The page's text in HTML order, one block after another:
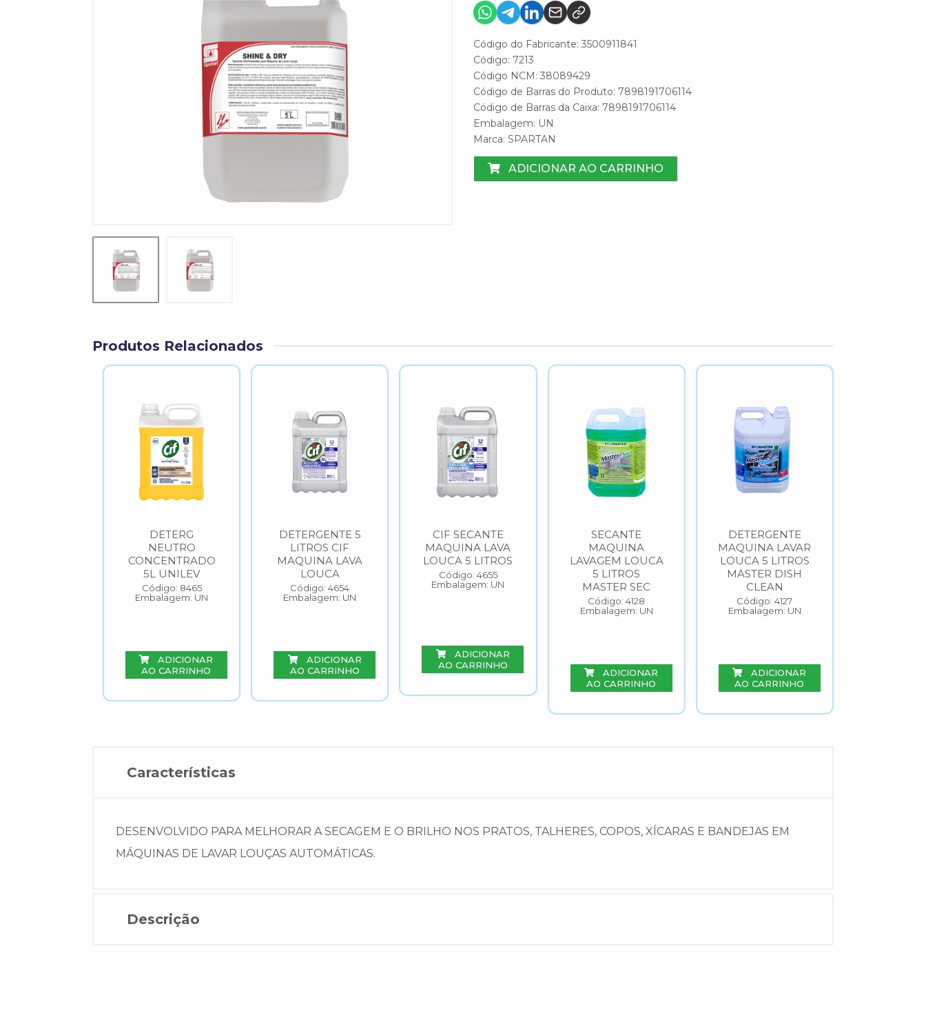
Código do Fabricante: 3500911841
Código: 7213
Código NCM: 38089429
Código de Barras do Produto: 7898191706114
Código de Barras da Caixa: 7898191706114
Embalagem: UN
Marca: SPARTAN
ADICIONAR AO CARRINHO
Produtos Relacionados
DETERG
NEUTRO
CONCENTRADO
5L UNILEV
Código: 8465
Embalagem: UN
ADICIONAR
AO CARRINHO
DETERGENTE 5
LITROS CIF
MAQUINA LAVA
LOUCA
Código: 4654
Embalagem: UN
ADICIONAR
AO CARRINHO
CIF SECANTE
MAQUINA LAVA
LOUCA 5 LITROS
Código: 4655
Embalagem: UN
ADICIONAR
AO CARRINHO
SECANTE
MAQUINA
LAVAGEM LOUCA
5 LITROS
MASTER SEC
Código: 4128
Embalagem: UN
ADICIONAR
AO CARRINHO
DETERGENTE
MAQUINA LAVAR
LOUCA 5 LITROS
MASTER DISH
CLEAN
Código: 4127
Embalagem: UN
ADICIONAR
AO CARRINHO
Características
DESENVOLVIDO PARA MELHORAR A SECAGEM E O BRILHO NOS PRATOS, TALHERES, COPOS, XÍCARAS E BANDEJAS EM
MÁQUINAS DE LAVAR LOUÇAS AUTOMÁTICAS.
Descrição